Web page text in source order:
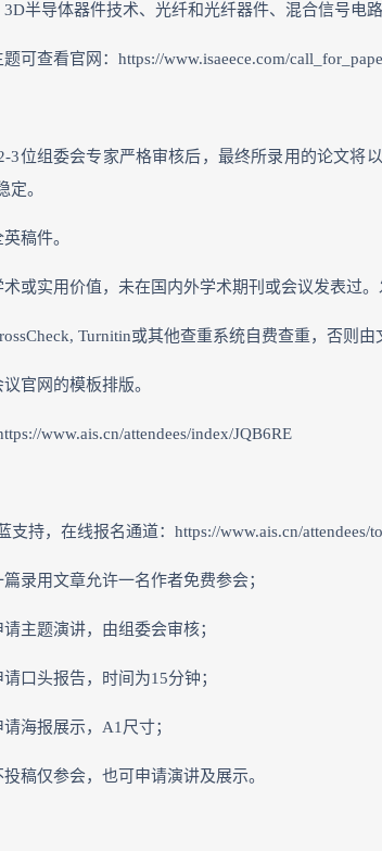
3D半导体器件技术、光纤和光纤器件、混合信号电
题可查看官网：https://www.isaeece.com/
3位组委会专家严格审核后，最终所录用的论文将
定。
稿件。
术或实用价值，未在国内外学术期刊或会议发表过
Turnitin或其他查重系统自费查重，否则
官网的模板排版。
www.ais.cn/attendees/index/JQB6RE
支持，在线报名通道：https://www.ais.cn/attendees/
录用文章允许一名作者免费参会；
主题演讲，由组委会审核；
口头报告，时间为15分钟；
海报展示，A1尺寸；
稿仅参会，也可申请演讲及展示。